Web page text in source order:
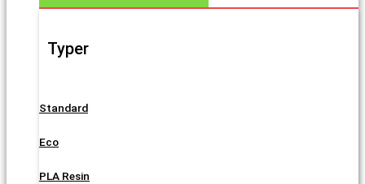
Typer
Standard
Eco
PLA Resin